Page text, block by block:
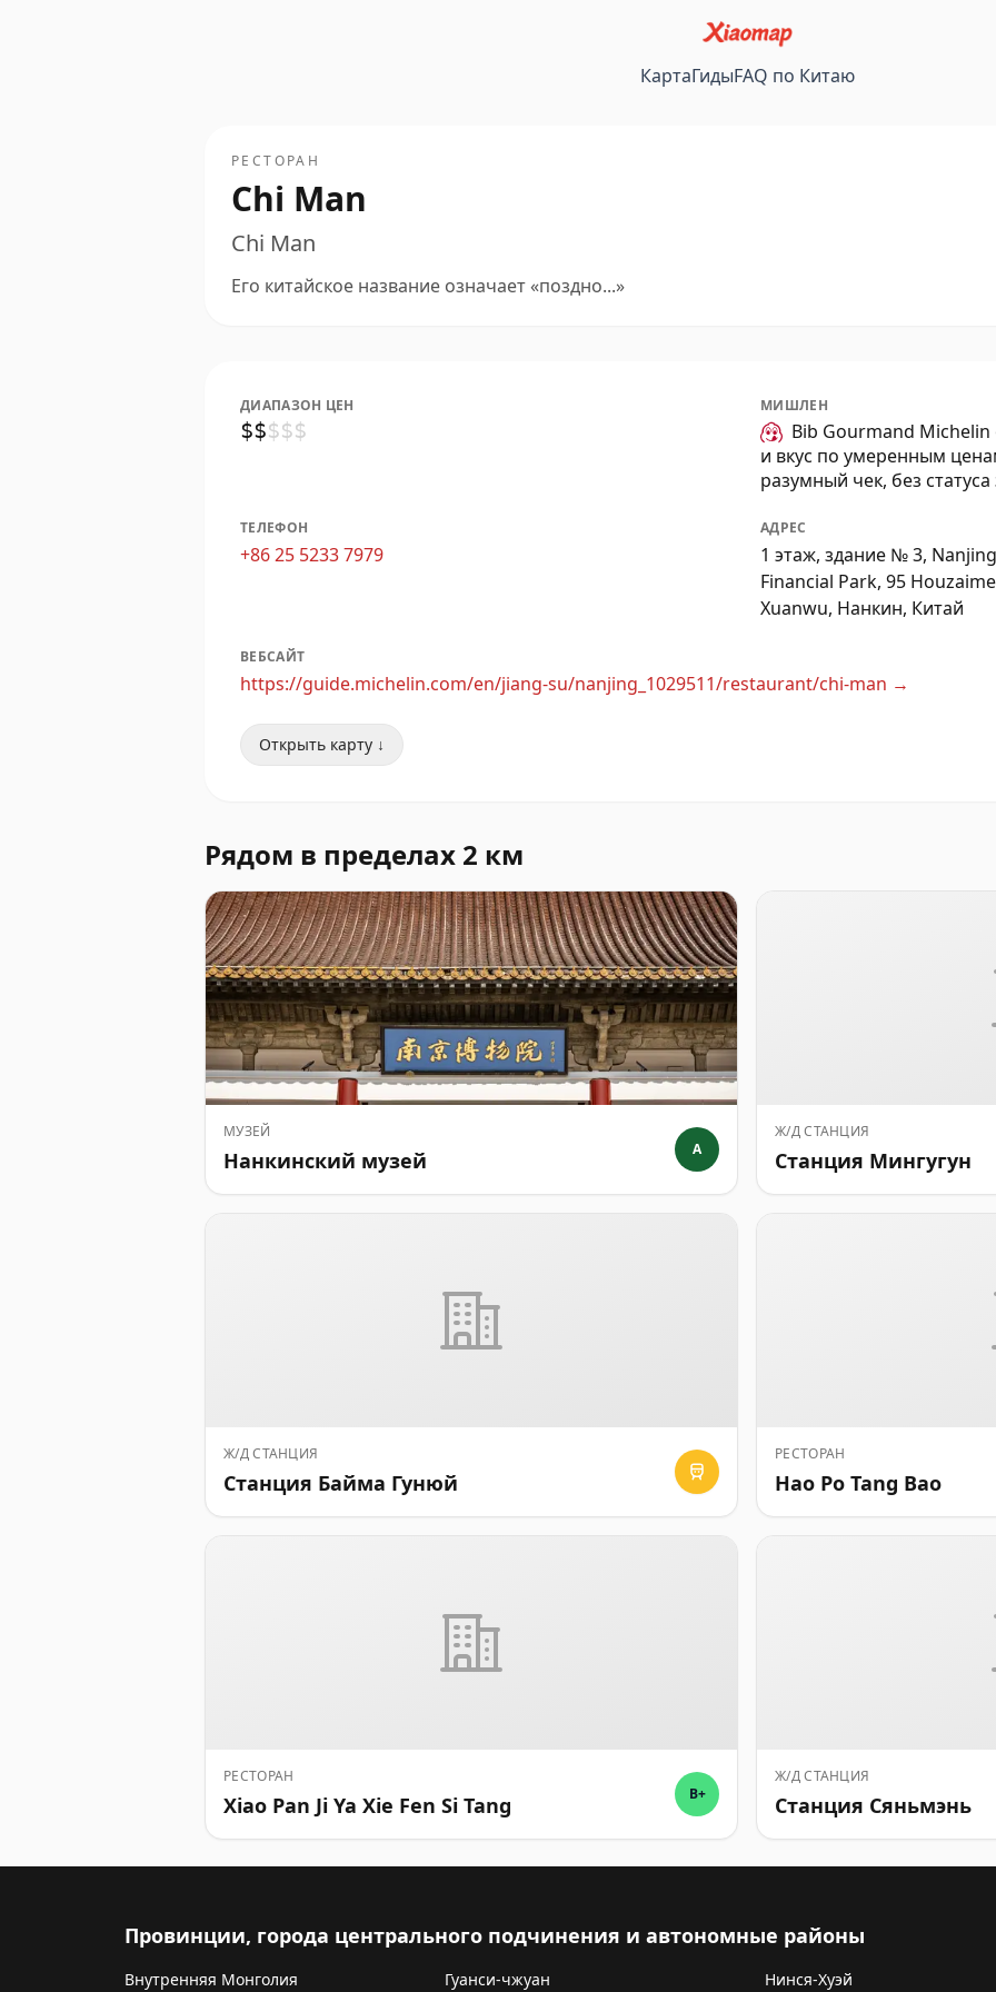
КартаГидыFAQ по Китаю
РЕСТОРАН
Chi Man
Chi Man
Его китайское название означает «поздно...»
ДИАПАЗОН ЦЕН
$$$$$
МИШЛЕН
Bib Gourmand
и вкус по умеренным
разумный чек, без статуса
ТЕЛЕФОН
+86 25 5233 7979
АДРЕС
1 этаж, здание № 3,
Financial Park, 95
Xuanwu, Нанкин, Китай
ВЕБСАЙТ
https://guide.michelin.com/en/jiang-su/nanjing_1029511/restaurant/chi-man →
Открыть карту ↓
Рядом в пределах 2 км
МУЗЕЙ
Нанкинский музей A
Ж/Д СТАНЦИЯ
Станция Мингугун
Ж/Д СТАНЦИЯ
Станция Байма Гунюй
РЕСТОРАН
Hao Po Tang Bao
РЕСТОРАН
Xiao Pan Ji Ya Xie Fen Si Tang B+
Ж/Д СТАНЦИЯ
Станция Сяньмэнь
Провинции, города центрального подчинения и автономные районы
Внутренняя Монголия Гуанси-чжуан Нинся-Хуэй